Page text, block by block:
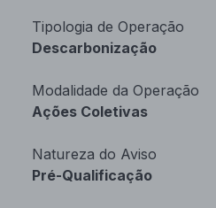
Tipologia de Operação
Descarbonização
Modalidade da Operação
Ações Coletivas
Natureza do Aviso
Pré-Qualificação